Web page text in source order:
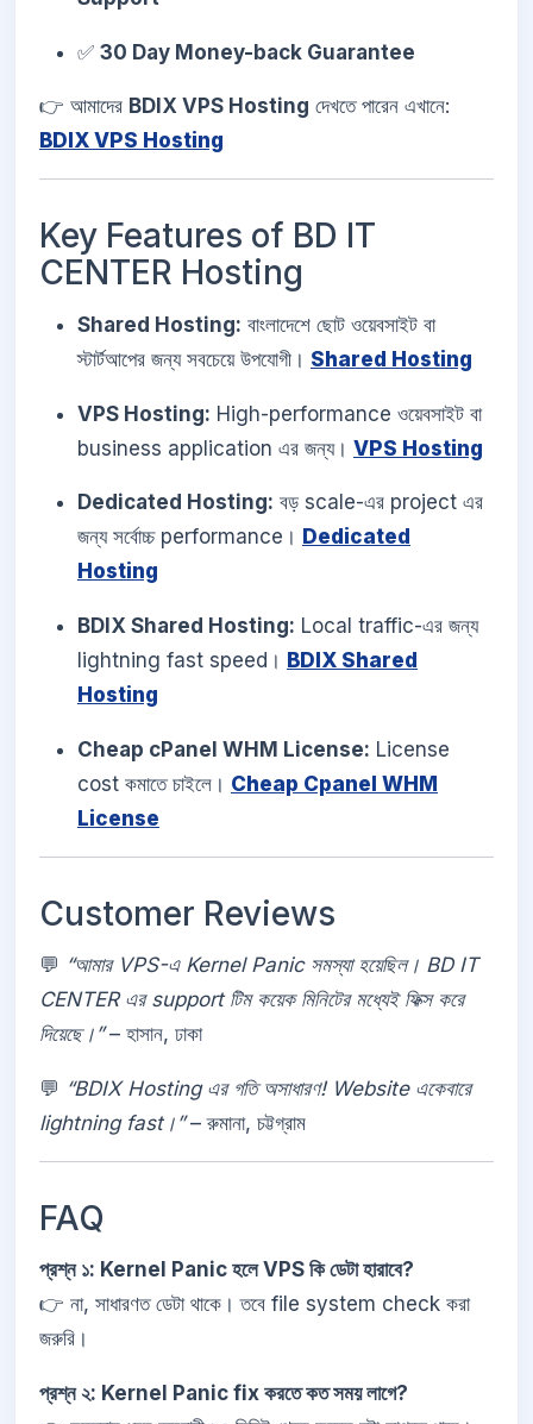
✅ 30 Day Money-back Guarantee
👉 আমাদের BDIX VPS Hosting দেখতে পারেন এখানে:
BDIX VPS Hosting
Key Features of BD IT
CENTER Hosting
Shared Hosting: বাংলাদেশে ছোট ওয়েবসাইট বা
স্টার্টআপের জন্য সবচেয়ে উপযোগী। Shared Hosting
VPS Hosting: High-performance ওয়েবসাইট বা
business application এর জন্য। VPS Hosting
Dedicated Hosting: বড় scale-এর project এর
জন্য সর্বোচ্চ performance। Dedicated
Hosting
BDIX Shared Hosting: Local traffic-এর জন্য
lightning fast speed। BDIX Shared
Hosting
Cheap cPanel WHM License: License
cost কমাতে চাইলে। Cheap Cpanel WHM
License
Customer Reviews
💬 “আমার VPS-এ Kernel Panic সমস্যা হয়েছিল। BD IT
CENTER এর support টিম কয়েক মিনিটের মধ্যেই ফিক্স করে
দিয়েছে।”– হাসান, ঢাকা
💬 “BDIX Hosting এর গতি অসাধারণ! Website একেবারে
lightning fast।”– রুমানা, চট্টগ্রাম
FAQ
প্রশ্ন ১: Kernel Panic হলে VPS কি ডেটা হারাবে?
👉 না, সাধারণত ডেটা থাকে। তবে file system check করা
জরুরি।
প্রশ্ন ২: Kernel Panic fix করতে কত সময় লাগে?